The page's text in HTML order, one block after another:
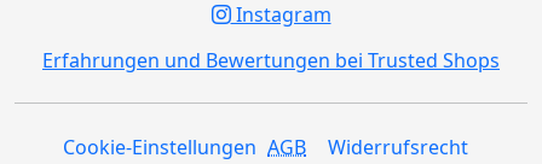
Instagram
Erfahrungen und Bewertungen bei Trusted Shops
Cookie-Einstellungen AGB Widerrufsrecht